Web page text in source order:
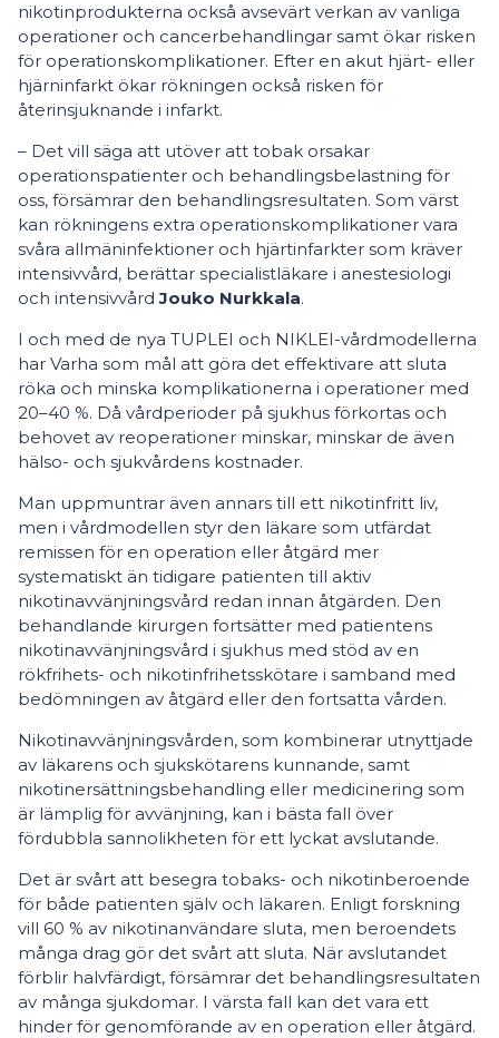
nikotinprodukterna också avsevärt verkan av vanliga
operationer och cancerbehandlingar samt ökar risken
för operationskomplikationer. Efter en akut hjärt- eller
hjärninfarkt ökar rökningen också risken för
återinsjuknande i infarkt.
– Det vill säga att utöver att tobak orsakar
operationspatienter och behandlingsbelastning för
oss, försämrar den behandlingsresultaten. Som värst
kan rökningens extra operationskomplikationer vara
svåra allmäninfektioner och hjärtinfarkter som kräver
intensivvård, berättar specialistläkare i anestesiologi
och intensivvårdJouko Nurkkala.
I och med de nya TUPLEI och NIKLEI-vårdmodellerna
har Varha som mål att göra det effektivare att sluta
röka och minska komplikationerna i operationer med
20–40 %. Då vårdperioder på sjukhus förkortas och
behovet av reoperationer minskar, minskar de även
hälso- och sjukvårdens kostnader.
Man uppmuntrar även annars till ett nikotinfritt liv,
men i vårdmodellen styr den läkare som utfärdat
remissen för en operation eller åtgärd mer
systematiskt än tidigare patienten till aktiv
nikotinavvänjningsvård redan innan åtgärden. Den
behandlande kirurgen fortsätter med patientens
nikotinavvänjningsvård i sjukhus med stöd av en
rökfrihets- och nikotinfrihetsskötare i samband med
bedömningen av åtgärd eller den fortsatta vården.
Nikotinavvänjningsvården, som kombinerar utnyttjade
av läkarens och sjukskötarens kunnande, samt
nikotinersättningsbehandling eller medicinering som
är lämplig för avvänjning, kan i bästa fall över
fördubbla sannolikheten för ett lyckat avslutande.
Det är svårt att besegra tobaks- och nikotinberoende
för både patienten själv och läkaren. Enligt forskning
vill 60 % av nikotinanvändare sluta, men beroendets
många drag gör det svårt att sluta. När avslutandet
förblir halvfärdigt, försämrar det behandlingsresultaten
av många sjukdomar. I värsta fall kan det vara ett
hinder för genomförande av en operation eller åtgärd.